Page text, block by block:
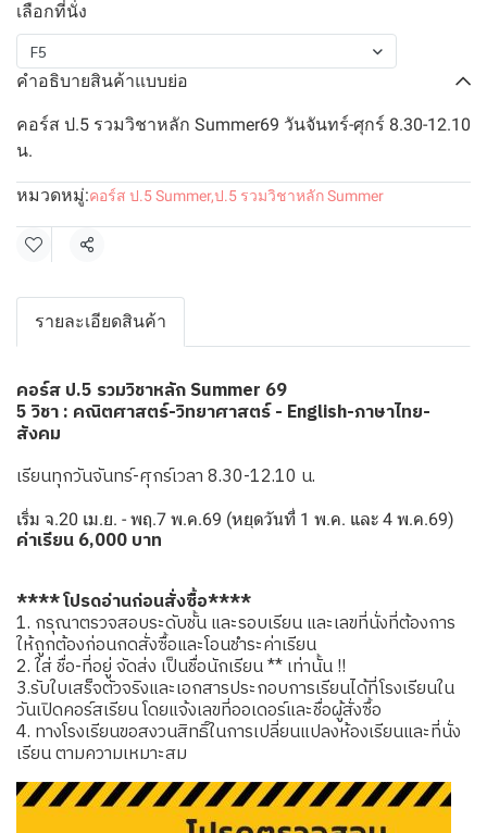
เลือกที่นั่ง
F5
คำอธิบายสินค้าแบบย่อ
คอร์ส ป.5 รวมวิชาหลัก Summer69 วันจันทร์-ศุกร์ 8.30-12.10
น.
หมวดหมู่:คอร์ส ป.5 Summer,ป.5 รวมวิชาหลัก Summer
แชร์
รายละเอียดสินค้า
คอร์ส ป.5 รวมวิชาหลัก Summer 69
5 วิชา : คณิตศาสตร์-วิทยาศาสตร์ - English-ภาษาไทย-
สังคม
เรียนทุกวันจันทร์-ศุกร์เวลา 8.30-12.10 น.
เริ่ม จ.20 เม.ย. - พฤ.7 พ.ค.69 (หยุดวันที่ 1 พ.ค. และ 4 พ.ค.69)
ค่าเรียน 6,000 บาท
**** โปรดอ่านก่อนสั่งซื้อ****
1. กรุณาตรวจสอบระดับชั้น และรอบเรียน และเลขที่นั่งที่ต้องการ
ให้ถูกต้องก่อนกดสั่งซื้อและโอนชำระค่าเรียน
2. ใส่ ชื่อ-ที่อยู่ จัดส่ง เป็นชื่อนักเรียน ** เท่านั้น !!
3.รับใบเสร็จตัวจริงและเอกสารประกอบการเรียนได้ที่โรงเรียนใน
วันเปิดคอร์สเรียน โดยแจ้งเลขที่ออเดอร์และชื่อผู้สั่งซื้อ
4. ทางโรงเรียนขอสงวนสิทธิ์ในการเปลี่ยนแปลงห้องเรียนและที่นั่ง
เรียน ตามความเหมาะสม